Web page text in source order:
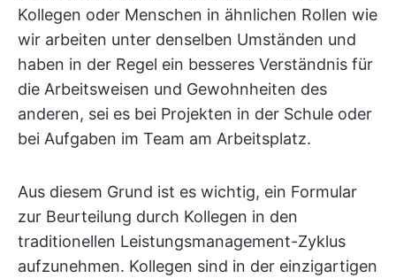
Kollegen oder Menschen in ähnlichen Rollen wie
wir arbeiten unter denselben Umständen und
haben in der Regel ein besseres Verständnis für
die Arbeitsweisen und Gewohnheiten des
anderen, sei es bei Projekten in der Schule oder
bei Aufgaben im Team am Arbeitsplatz.
Aus diesem Grund ist es wichtig, ein Formular
zur Beurteilung durch Kollegen in den
traditionellen Leistungsmanagement-Zyklus
aufzunehmen. Kollegen sind in der einzigartigen